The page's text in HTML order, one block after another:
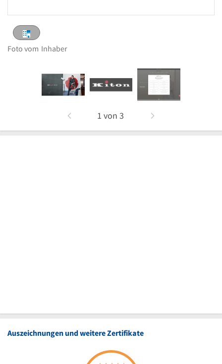
Foto vom Inhaber
1 von 3
Auszeichnungen und weitere Zertifikate